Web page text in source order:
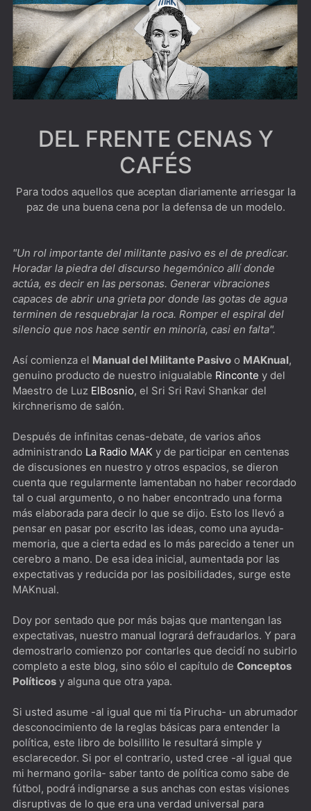
Santa Evita [****] Jefa Espiritual de la Nación
1883Donde caiga la flecha...
1923Yellowstone pero con Harrison Ford al frente
Argentina, 1985 [****] Indispensable verla junto a una o
El Gerente [***] Este año te quiero ver...
The Bear [***] Ambiente laboral al horno
caminamos por los pasillos
Dimensión Desconocida
The Playlist [****] Spotify desde todo punto de vista
Biography: KISStory [****] Imperdible para cualquier
miembro del Kiss Army
The Peripheral [*****] De los creadores de Westworld
The Old Man [****] Quiero envejecer como Jeff Bridges
DogMan [****]Besson que ladra no muerde
DEL FRENTE CENAS Y
CAFÉS
Para todos aquellos que aceptan diariamente arriesgar la
paz de una buena cena por la defensa de un modelo.
"Un rol importante del militante pasivo es el de predicar.
Horadar la piedra del discurso hegemónico allí donde
actúa, es decir en las personas. Generar vibraciones
capaces de abrir una grieta por donde las gotas de agua
terminen de resquebrajar la roca. Romper el espiral del
silencio que nos hace sentir en minoría, casi en falta".
Así comienza el Manual del Militante Pasivo o MAKnual,
genuino producto de nuestro inigualable Rinconte y del
Maestro de Luz ElBosnio, el Sri Sri Ravi Shankar del
kirchnerismo de salón.
Después de infinitas cenas-debate, de varios años
administrando La Radio MAK y de participar en centenas
de discusiones en nuestro y otros espacios, se dieron
cuenta que regularmente lamentaban no haber recordado
tal o cual argumento, o no haber encontrado una forma
más elaborada para decir lo que se dijo. Esto los llevó a
pensar en pasar por escrito las ideas, como una ayuda-
memoria, que a cierta edad es lo más parecido a tener un
cerebro a mano. De esa idea inicial, aumentada por las
expectativas y reducida por las posibilidades, surge este
MAKnual.
Doy por sentado que por más bajas que mantengan las
expectativas, nuestro manual logrará defraudarlos. Y para
demostrarlo comienzo por contarles que decidí no subirlo
completo a este blog, sino sólo el capítulo de Conceptos
Políticos y alguna que otra yapa.
Si usted asume -al igual que mi tía Pirucha- un abrumador
desconocimiento de la reglas básicas para entender la
política, este libro de bolsillito le resultará simple y
esclarecedor. Si por el contrario, usted cree -al igual que
mi hermano gorila- saber tanto de política como sabe de
fútbol, podrá indignarse a sus anchas con estas visiones
disruptivas de lo que era una verdad universal para